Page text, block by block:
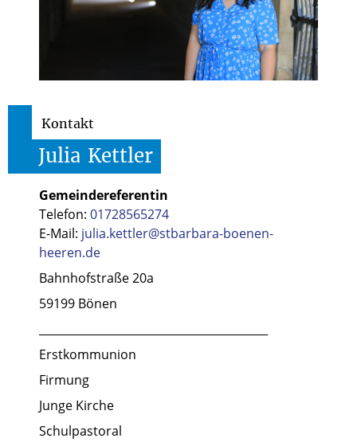
Kontakt
Julia Kettler
Gemeindereferentin
Telefon:01728565274
E-Mail: julia.kettler@stbarbara-boenen-
heeren.de
Bahnhofstraße 20a
59199 Bönen
Erstkommunion
Firmung
Junge Kirche
Schulpastoral